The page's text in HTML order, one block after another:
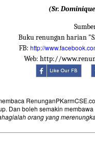
(Sr.
Buku renungan harian
FB: http://
Web: http://
Dan boleh semakin
orang yang